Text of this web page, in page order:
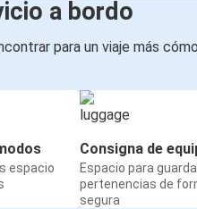
a bordo
para un viaje más
espacio
Consigna de
Espacio para
pertenencias de
segura